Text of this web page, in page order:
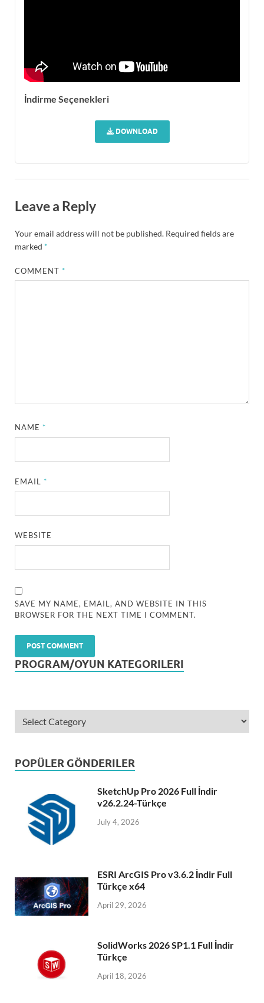
İndirme Seçenekleri
DOWNLOAD
Leave a Reply
Your email address will not be published. Required fields are
marked *
COMMENT*
NAME*
EMAIL*
WEBSITE
SAVE MY NAME, EMAIL, AND WEBSITE IN THIS
BROWSER FOR THE NEXT TIME I COMMENT.
PROGRAM/OYUN KATEGORILERI
POPÜLER GÖNDERILER
SketchUp Pro 2026 Full İndir
v26.2.24-Türkçe
July 4, 2026
ESRI ArcGIS Pro v3.6.2 İndir Full
Türkçe x64
April 29, 2026
SolidWorks 2026 SP1.1 Full İndir
Türkçe
April 18, 2026